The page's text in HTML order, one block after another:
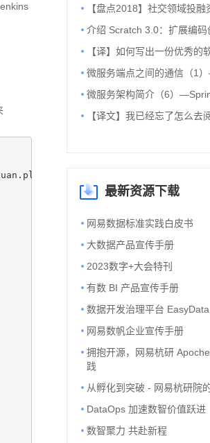
【盘点2018】社交领域投融
介绍 Scratch 3.0：扩展编码
【译】如何写出一份优秀的
微服务端点之间的通信（1
微服务架构简介（6）
【译文】我已经忘了怎么去
最新资源下载
网易数据标准实践白皮书
大数据产品宣传手册
2023数字+大会特刊
有数 BI 产品宣传手册
数据开发治理平台 EasyData
网易数帆企业宣传手册
拥抱开源，网易杭研
践
从孵化到突破 - 网易杭研院
DataOps 加速数智价值跃进
数智聚力 共赴新程
= "/